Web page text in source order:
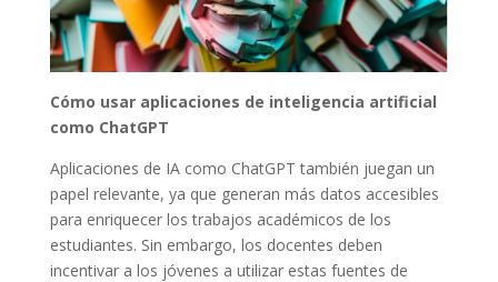
Cómo usar aplicaciones de inteligencia artificial
como ChatGPT
Aplicaciones de IA como ChatGPT también juegan un
papel relevante, ya que generan más datos accesibles
para enriquecer los trabajos académicos de los
estudiantes. Sin embargo, los docentes deben
incentivar a los jóvenes a utilizar estas fuentes de